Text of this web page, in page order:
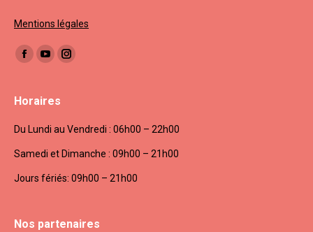
Mentions légales
Trouvez nous sur :
Facebook
YouTubeInstagram
Horaires
Du Lundi au Vendredi : 06h00 – 22h00
Samedi et Dimanche : 09h00 – 21h00
Jours fériés: 09h00 – 21h00
Nos partenaires